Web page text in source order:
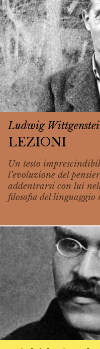
Ludwig
LEZIONI
Un testo
l’evoluzione del
addentrarsi con lui
filosofia del linguaggio